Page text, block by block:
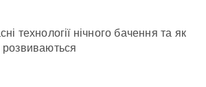
технології нічного бачення та як
розвиваються